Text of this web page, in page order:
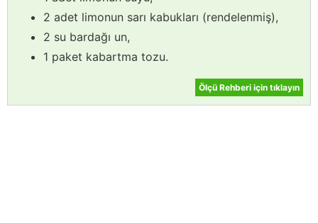
2 adet limonun sarı kabukları (rendelenmiş),
2 su bardağı un,
1 paket kabartma tozu.
Ölçü Rehberi için tıklayın